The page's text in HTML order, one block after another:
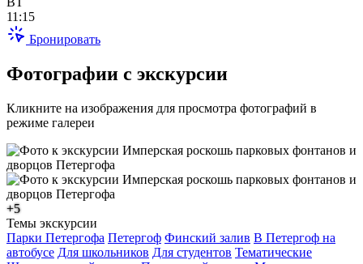
11:15
Бронировать
Фотографии с экскурсии
Кликните на изображения для просмотра фотографий в
режиме галереи
+5
Темы экскурсии
Парки Петергофа Петергоф Финский залив В Петергоф на
автобусе Для школьников Для студентов Тематические